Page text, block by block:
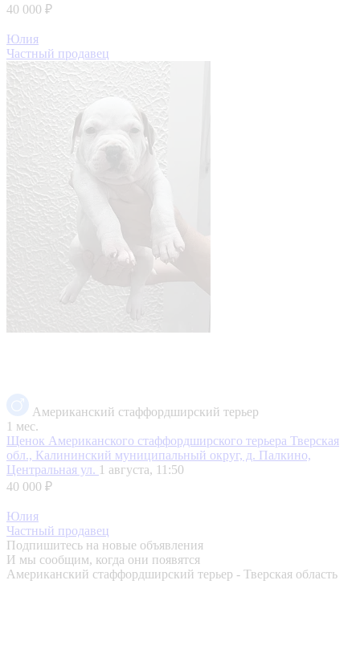
40 000 ₽
Юлия
Частный продавец
Американский стаффордширский терьер
1 мес.
Щенок Американского стаффордширского терьера Тверская
обл., Калининский муниципальный округ, д. Палкино,
Центральная ул. 1 августа, 11:50
40 000 ₽
Юлия
Частный продавец
Подпишитесь на новые объявления
И мы сообщим, когда они появятся
Американский стаффордширский терьер - Тверская область